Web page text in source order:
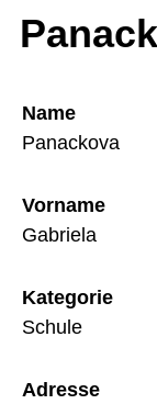
Name
Panackova
Vorname
Gabriela
Kategorie
Schule
Adresse